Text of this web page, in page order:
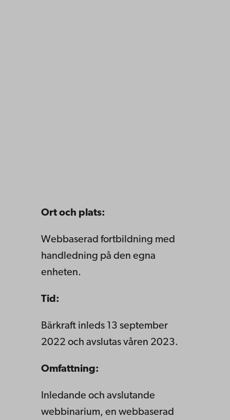
Ort och plats:
Webbaserad fortbildning med
handledning på den egna
enheten.
Tid:
Bärkraft inleds 13 september
2022 och avslutas våren 2023.
Omfattning:
Inledande och avslutande
webbinarium, en webbaserad